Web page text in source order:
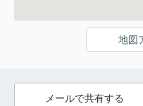
地図
メールで共有する